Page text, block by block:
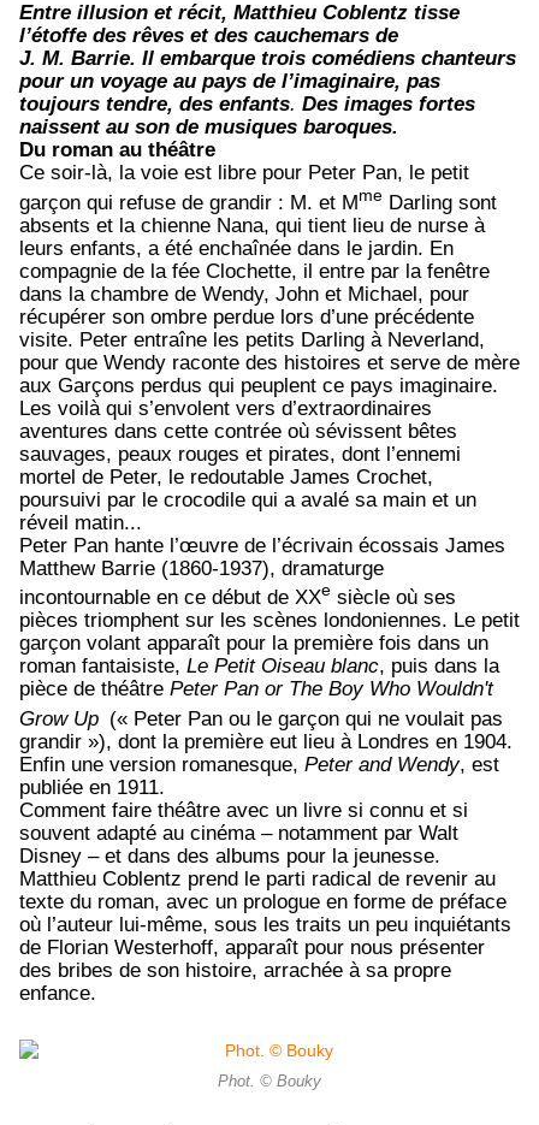
Entre illusion et récit, Matthieu Coblentz tisse
l’étoffe des rêves et des cauchemars de
J. M. Barrie. Il embarque trois comédiens chanteurs
pour un voyage au pays de l’imaginaire, pas
toujours tendre, des enfants. Des images fortes
naissent au son de musiques baroques.
Du roman au théâtre
Ce soir-là, la voie est libre pour Peter Pan, le petit
garçon qui refuse de grandir : M. et Mme Darling sont
absents et la chienne Nana, qui tient lieu de nurse à
leurs enfants, a été enchaînée dans le jardin. En
compagnie de la fée Clochette, il entre par la fenêtre
dans la chambre de Wendy, John et Michael, pour
récupérer son ombre perdue lors d’une précédente
visite. Peter entraîne les petits Darling à Neverland,
pour que Wendy raconte des histoires et serve de mère
aux Garçons perdus qui peuplent ce pays imaginaire.
Les voilà qui s’envolent vers d’extraordinaires
aventures dans cette contrée où sévissent bêtes
sauvages, peaux rouges et pirates, dont l’ennemi
mortel de Peter, le redoutable James Crochet,
poursuivi par le crocodile qui a avalé sa main et un
réveil matin...
Peter Pan hante l’œuvre de l’écrivain écossais James
Matthew Barrie (1860-1937), dramaturge
incontournable en ce début de XXe siècle où ses
pièces triomphent sur les scènes londoniennes. Le petit
garçon volant apparaît pour la première fois dans un
roman fantaisiste, Le Petit Oiseau blanc, puis dans la
pièce de théâtre Peter Pan or The Boy Who Wouldn't
Grow Up (« Peter Pan ou le garçon qui ne voulait pas
grandir »), dont la première eut lieu à Londres en 1904.
Enfin une version romanesque, Peter and Wendy, est
publiée en 1911.
Comment faire théâtre avec un livre si connu et si
souvent adapté au cinéma – notamment par Walt
Disney – et dans des albums pour la jeunesse.
Matthieu Coblentz prend le parti radical de revenir au
texte du roman, avec un prologue en forme de préface
où l’auteur lui-même, sous les traits un peu inquiétants
de Florian Westerhoff, apparaît pour nous présenter
des bribes de son histoire, arrachée à sa propre
enfance.
Phot. © Bouky